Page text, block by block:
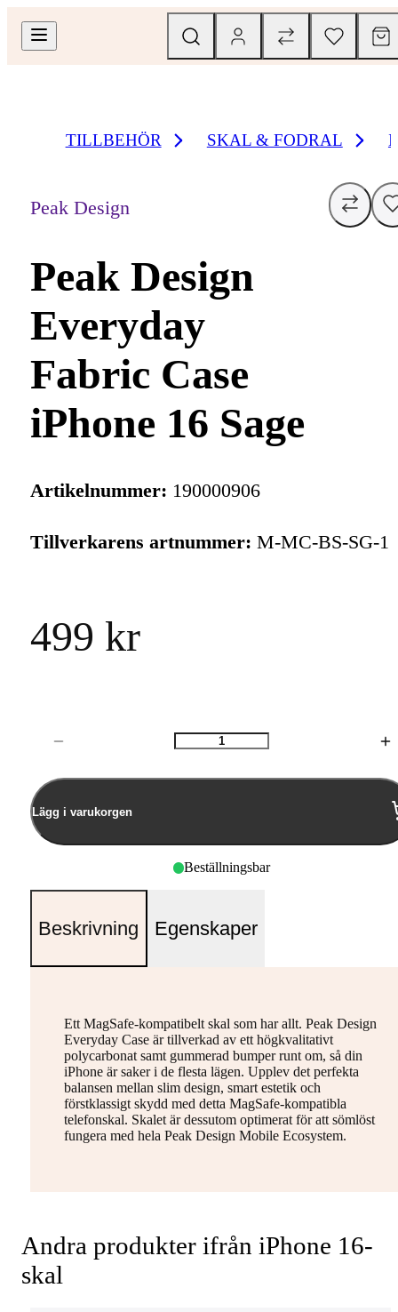
TILLBEHÖR SKAL & FODRAL
Peak Design
Peak Design
Everyday
Fabric Case
iPhone 16 Sage
Artikelnummer: 190000906
Tillverkarens artnummer: M-MC-BS-SG-1
499 kr
Antal
Lägg i varukorgen
Beställningsbar
Beskrivning Egenskaper
Ett MagSafe-kompatibelt skal som har allt. Peak Design
Everyday Case är tillverkad av ett högkvalitativt
polycarbonat samt gummerad bumper runt om, så din
iPhone är saker i de flesta lägen. Upplev det perfekta
balansen mellan slim design, smart estetik och
förstklassigt skydd med detta MagSafe-kompatibla
telefonskal. Skalet är dessutom optimerat för att sömlöst
fungera med hela Peak Design Mobile Ecosystem.
Andra produkter ifrån iPhone 16-
skal